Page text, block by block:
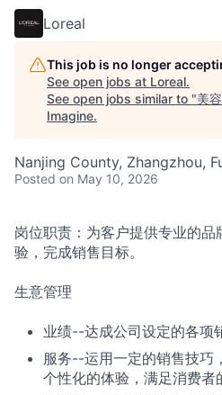
Loreal
This job is no longer
See open jobs at Loreal.
See open jobs similar to "美
Imagine.
Nanjing County, Zhangzhou,
Posted on May 10, 2026
岗位职责：为客户提供专业的
验，完成销售目标。
生意管理
业绩--达成公司设定的各项
服务--运用一定的销售技巧
个性化的体验，满足消费者